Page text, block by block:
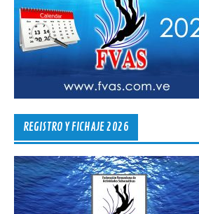
REGISTRO Y FICHAJE 2026